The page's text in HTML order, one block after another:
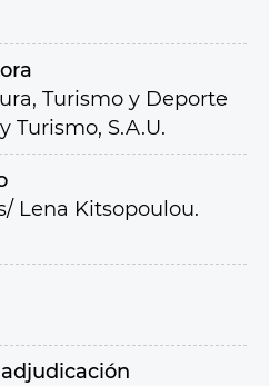
Turismo y Deporte
Turismo, S.A.U.
Lena Kitsopoulou.